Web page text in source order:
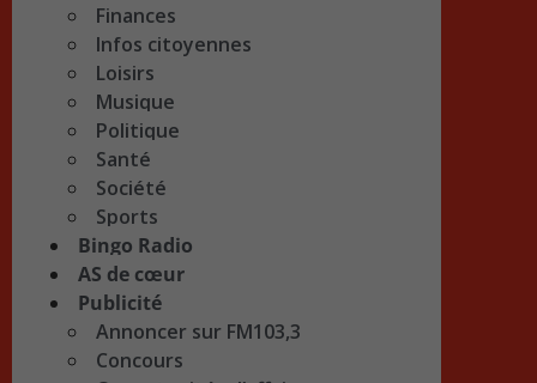
Finances
Infos citoyennes
Loisirs
Musique
Politique
Santé
Société
Sports
Bingo Radio
AS de cœur
Publicité
Annoncer sur FM103,3
Concours